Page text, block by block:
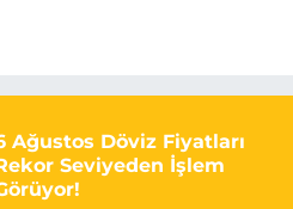
Ağustos Döviz Fiyatları
Seviyeden İşlem